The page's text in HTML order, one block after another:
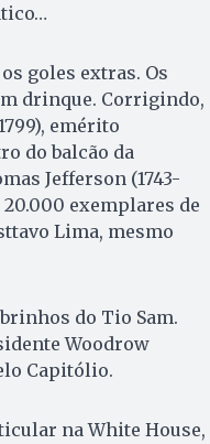
goles extras. Os
drinque. Corrigindo,
emérito
do balcão da
Jefferson (1743-
exemplares de
Lima, mesmo
do Tio Sam.
Woodrow
Capitólio.
na White House,